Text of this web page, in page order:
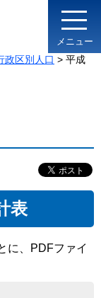
メニュー
政区別人口 > 平成
表
に、PDFファイ